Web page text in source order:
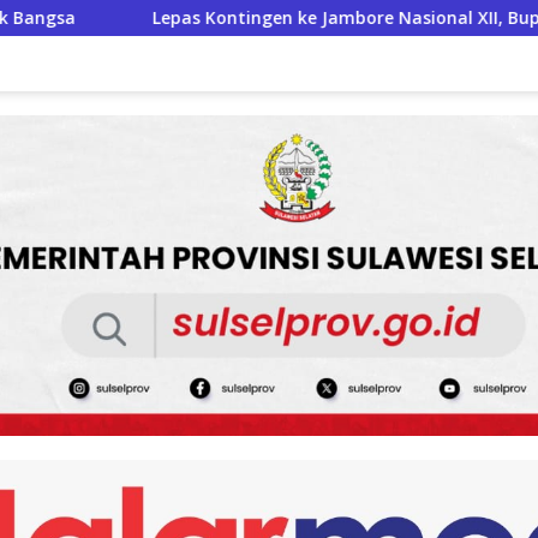
Jambore Nasional XII, BupAAS: Pramuka Bone Harus Jadi